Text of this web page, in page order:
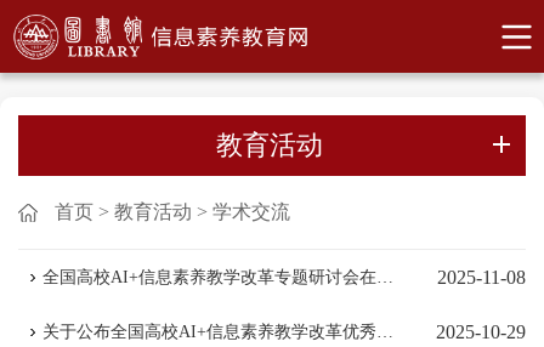
教育活动
首页 > 教育活动 > 学术交流
全国高校AI+信息素养教学改革专题研讨会在山东大学举办 2025-11-08
关于公布全国高校AI+信息素养教学改革优秀案例/课件征集评审结果的通知 2025-10-29